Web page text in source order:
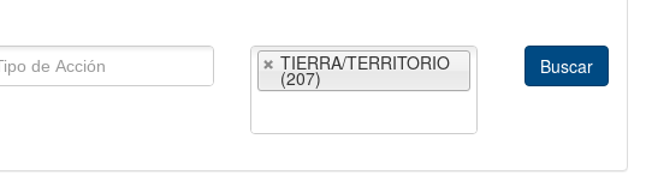
TIERRA/TERRITORIO
(207)